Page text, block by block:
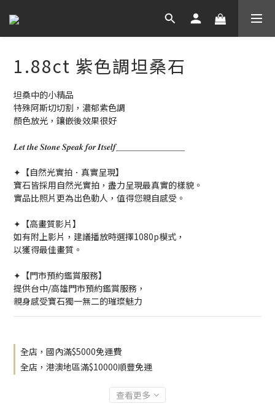
1.88ct 紫色調坦桑石
坦桑中的小精品
特殊阿斯切切割，濃郁紫色調
顏色放光，鑲嵌後效果很好
𝑳𝒆𝒕 𝒕𝒉𝒆 𝑺𝒕𝒐𝒏𝒆 𝑺𝒑𝒆𝒂𝒌 𝒇𝒐𝒓 𝑰𝒕𝒔𝒆𝒍𝒇＿＿＿＿＿＿＿＿
✦【自然光實拍．真實呈現】
寶石皆採用自然光實拍，盡力呈現最真實的樣貌。
實品比照片更為出色動人，值得您親自感受。
✦【高畫質影片】
如有附上影片，建議播放時選擇1080p模式，
以獲得最佳畫質。
✦【門市預約鑑賞服務】
提供台中/高雄門市預約鑑賞服務，
親身感受寶石獨一無二的璀璨魅力
全店，國內滿$5000免運費
全店，港澳地區滿$10000順豐免運
查看更多